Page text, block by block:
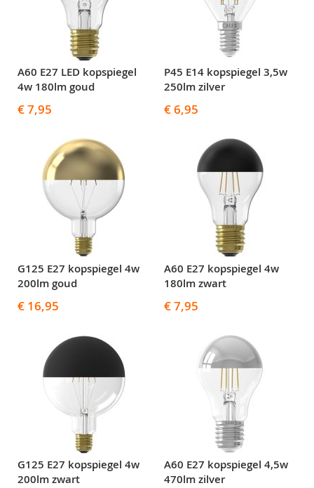
A60 E27 LED kopspiegel
4w 180lm goud
€ 7,95
P45 E14 kopspiegel 3,5w
250lm zilver
€ 6,95
G125 E27 kopspiegel 4w
200lm goud
€ 16,95
A60 E27 kopspiegel 4w
180lm zwart
€ 7,95
G125 E27 kopspiegel 4w
200lm zwart
A60 E27 kopspiegel 4,5w
470lm zilver